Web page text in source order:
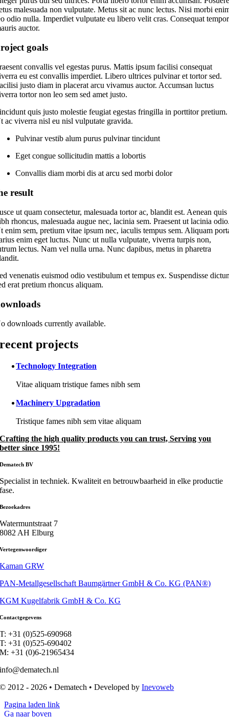
malesuada non vulputate. Metus sit ac nunc lectus. Nisi morbi
odio nulla. Imperdiet vulputate eu libero velit cras. Consequat tempor
auctor.
goals
convallis vel egestas purus. Mattis ipsum facilisi consequat
eu est convallis imperdiet. Libero ultrices pulvinar et tortor sed.
justo diam in placerat arcu vivamus auctor. Accumsan luctus
tortor non leo sem sed amet justo.
quis justo molestie feugiat egestas fringilla in porttitor pretium.
ac viverra nisl eu nisl vulputate gravida.
Pulvinar vestib alum purus pulvinar tincidunt
Eget congue sollicitudin mattis a lobortis
Convallis diam morbi dis at arcu sed morbi dolor
result
ut quam consectetur, malesuada tortor ac, blandit est. Aenean quis
rhoncus, malesuada augue nec, lacinia sem. Praesent ut lacinia
enim sem, pretium vitae ipsum nec, iaculis tempus sem. Aliquam
enim eget luctus. Nunc ut nulla vulputate, viverra turpis non,
lectus. Nam vel nulla urna. Nunc dapibus, metus in pharetra
venenatis euismod odio vestibulum et tempus ex. Suspendisse
erat pretium rhoncus aliquam.
downloads currently available.
recent projects
Technology Integration
Vitae aliquam tristique fames nibh sem
Machinery Upgradation
Tristique fames nibh sem vitae aliquam
Crafting the high quality products you can trust, Serving you
better since 1995!
Dematech BV
Specialist in techniek. Kwaliteit en betrouwbaarheid in elke productie
fase.
Bezoekadres
Watermuntstraat 7
8082 AH Elburg
Vertegenwoordiger
Kaman GRW
PAN-Metallgesellschaft Baumgärtner GmbH & Co. KG (PAN®)
KGM Kugelfabrik GmbH & Co. KG
Contactgegevens
T: +31 (0)525-690968
T: +31 (0)525-690402
M: +31 (0)6-21965434
info@dematech.nl
© 2012 - 2026 • Dematech • Developed byInevoweb
Pagina laden link
Ga naar boven